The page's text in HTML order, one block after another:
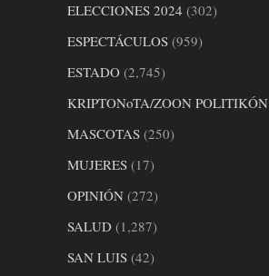
ELECCIONES 2024 (302)
ESPECTÁCULOS (959)
ESTADO (2,745)
KRIPTONoTA/ZOON POLITIKÓN
MASCOTAS (250)
MUJERES (17)
OPINIÓN (272)
SALUD (1,287)
SAN LUIS (42)